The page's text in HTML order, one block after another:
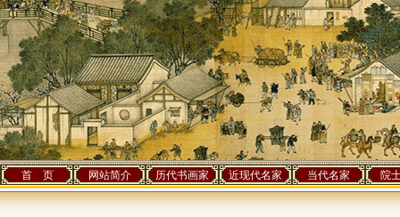
首 页 网站简介 历代书画家 近现代名家 当代名家 院